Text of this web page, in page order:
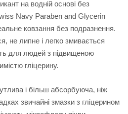
на водній основі без
Navy Paraben and Glycerin
ковзання без подразнення.
не липне і легко змивається
для людей з підвищеною
гліцерину.
і більш абсорбуюча, ніж
звичайні змазки з гліцерином